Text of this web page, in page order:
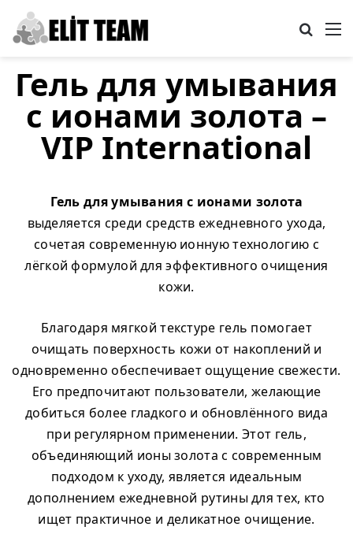
Гель для умывания
с ионами золота –
VIP International
Гель для умывания с ионами золота
выделяется среди средств ежедневного ухода,
сочетая современную ионную технологию с
лёгкой формулой для эффективного очищения
кожи.
Благодаря мягкой текстуре гель помогает
очищать поверхность кожи от накоплений и
одновременно обеспечивает ощущение свежести.
Его предпочитают пользователи, желающие
добиться более гладкого и обновлённого вида
при регулярном применении. Этот гель,
объединяющий ионы золота с современным
подходом к уходу, является идеальным
дополнением ежедневной рутины для тех, кто
ищет практичное и деликатное очищение.